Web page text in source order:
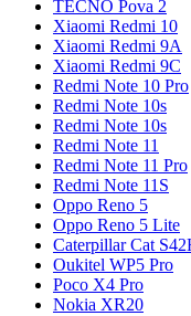
TECNO Pova 2
Xiaomi Redmi 10
Xiaomi Redmi 9A
Xiaomi Redmi 9C
Redmi Note 10 Pro
Redmi Note 10s
Redmi Note 10s
Redmi Note 11
Redmi Note 11 Pro
Redmi Note 11S
Oppo Reno 5
Oppo Reno 5 Lite
Caterpillar Cat
Oukitel WP5 Pro
Poco X4 Pro
Nokia XR20